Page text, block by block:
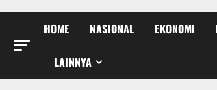
HOME NASIONAL EKONOMI
LAINNYA